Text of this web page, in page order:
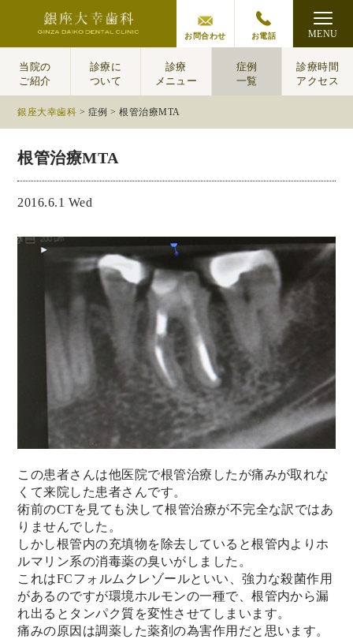
お問合わせ お電話 MENU
当院の
ご紹介
診療に
ついて
診療
メニュー
症例
一覧
診療時間
アクセス
銀座大幸歯科 > 症例 >根管治療MTA
根管治療MTA
2016.6.1 Wed
この患者さんは他医院で根管治療したが痛みが取れな
くて来院した患者さんです。
術前のCTを見ても決して根管治療が不完全な訳ではあ
りませんで した。
しかし根管内の充填物を除去していると根管内よりホ
ルマリン系の消毒薬の臭いがしました。
これはFCフォルムクレゾールといい、強力な殺菌作用
があるのですが環境ホルモンの一種で、根管内から漏
れ出るとタンパク質を変性させてしまいます。
痛みの原因は調薬した薬剤の為害作用だと思います。